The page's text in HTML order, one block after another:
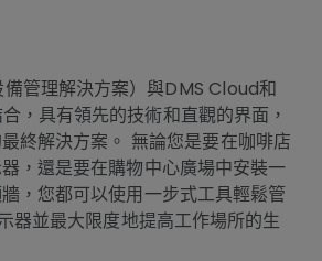
管理解決方案）與DMS Cloud和
，具有領先的技術和直觀的界面，
終解決方案。 無論您是要在咖啡店
，還是要在購物中心廣場中安裝一
，您都可以使用一步式工具輕鬆管
器並最大限度地提高工作場所的生